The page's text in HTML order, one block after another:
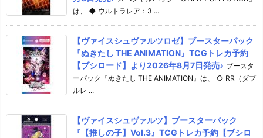
は、 ◆ ウルトラレア：3 ...
【ヴァイスシュヴァルツロゼ】ブースターパック
『ぬきたし THE ANIMATION』TCGトレカ予約
【ブシロード】より2026年8月7日発売♪ ブースタ
ーパック『ぬきたし THE ANIMATION』は、 ◇ RR（ダブ
ルレ ...
【ヴァイスシュヴァルツ】ブースターパック
『【推しの子】Vol.3』TCGトレカ予約【ブシロ